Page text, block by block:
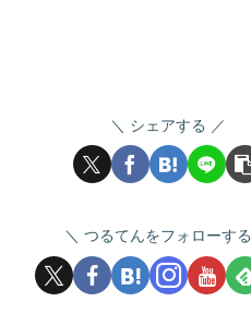
シェアする
つるてんをフォローする